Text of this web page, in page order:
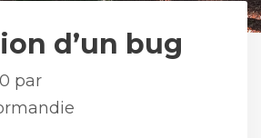
d’un bug
par